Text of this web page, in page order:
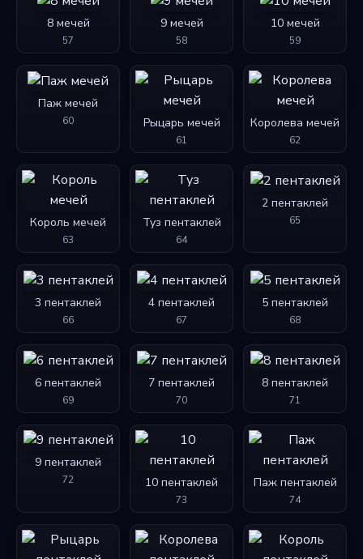
8 мечей
57
9 мечей
58
10 мечей
59
Паж мечей
60 Рыцарь мечей
61
Королева мечей
62
Король мечей
63
Туз пентаклей
64
2 пентаклей
65
3 пентаклей
66
4 пентаклей
67
5 пентаклей
68
6 пентаклей
69
7 пентаклей
70
8 пентаклей
71
9 пентаклей
72 10 пентаклей
73
Паж пентаклей
74